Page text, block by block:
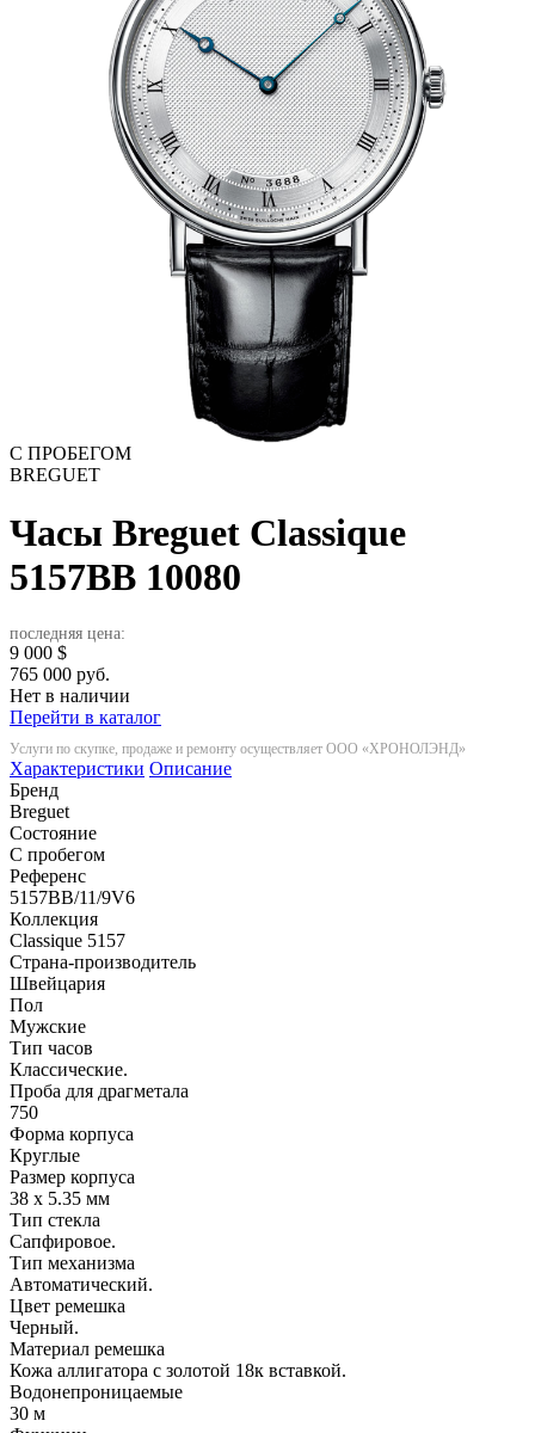
С ПРОБЕГОМ
BREGUET
Часы Breguet Classique
5157BB 10080
последняя цена:
9 000 $
765 000 руб.
Нет в наличии
Перейти в каталог
Услуги по скупке, продаже и ремонту осуществляет ООО «ХРОНОЛЭНД»
Характеристики Описание
Бренд
Breguet
Состояние
С пробегом
Референс
5157BB/11/9V6
Коллекция
Classique 5157
Страна-производитель
Швейцария
Пол
Мужские
Тип часов
Классические.
Проба для драгметала
750
Форма корпуса
Круглые
Размер корпуса
38 x 5.35 мм
Тип стекла
Сапфировое.
Тип механизма
Автоматический.
Цвет ремешка
Черный.
Материал ремешка
Кожа аллигатора с золотой 18к вставкой.
Водонепроницаемые
30 м